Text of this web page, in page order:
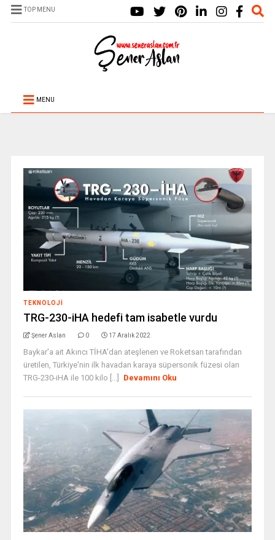
TOP MENU
MENU
TEKNOLOJI
TRG-230-iHA hedefi tam isabetle vurdu
Şener Aslan 0 17 Aralık 2022
Baykar'a ait Akıncı TİHA'dan ateşlenen ve Roketsan tarafından
üretilen, Türkiye'nin ilk havadan karaya süpersonik füzesi olan
TRG-230-iHA ile 100 kilo [...]
Devamını Oku